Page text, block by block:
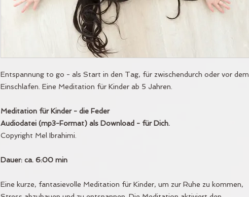
Entspannung to go - als Start in den Tag, für zwischendurch oder vor dem
Einschlafen. Eine Meditation für Kinder ab 5 Jahren.
Meditation für Kinder - die Feder
Audiodatei (mp3-Format) als Download - für Dich.
Copyright Mel Ibrahimi.
Dauer: ca. 6:00 min
Eine kurze, fantasievolle Meditation für Kinder, um zur Ruhe zu kommen,